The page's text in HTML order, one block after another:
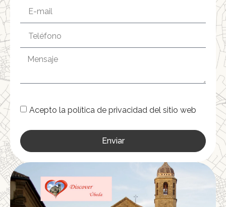
Acepto la política de privacidad del sitio web
Enviar